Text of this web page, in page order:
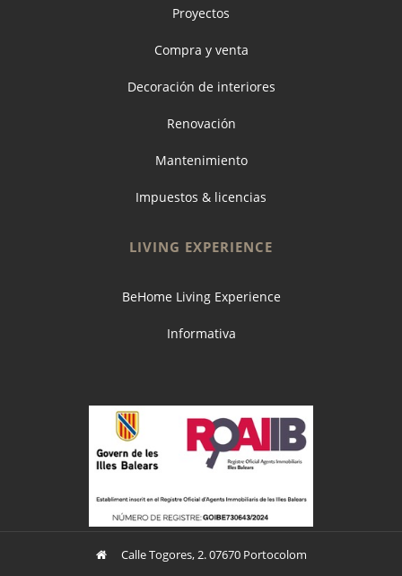
Proyectos
Compra y venta
Decoración de interiores
Renovación
Mantenimiento
Impuestos & licencias
LIVING EXPERIENCE
BeHome Living Experience
Informativa
Calle Togores, 2. 07670 Portocolom